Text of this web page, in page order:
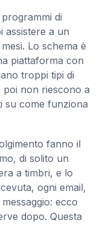
di
assistere a un
Lo schema è
piattaforma con
troppi tipi di
poi non riescono a
su come funziona
fanno il
di solito un
a timbri, e lo
ogni email,
ecco
dopo. Questa